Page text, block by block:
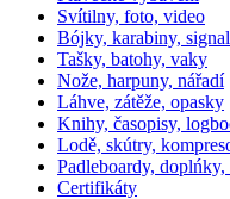
Svítilny, foto, video
Bójky, karabiny,
Tašky, batohy, vaky
Nože, harpuny, nářadí
Láhve, zátěže, opasky
Knihy, časopisy,
Lodě, skútry,
Padleboardy, doplńky,
Certifikáty